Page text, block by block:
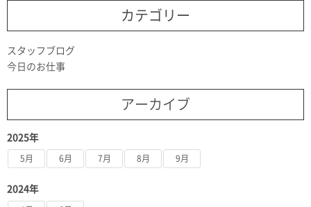
カテゴリー
スタッフブログ
今日のお仕事
アーカイブ
2025年
5月 6月 7月 8月 9月
2024年